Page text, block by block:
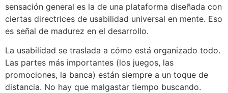
sensación general es la de una plataforma diseñada con
ciertas directrices de usabilidad universal en mente. Eso
es señal de madurez en el desarrollo.
La usabilidad se traslada a cómo está organizado todo.
Las partes más importantes (los juegos, las
promociones, la banca) están siempre a un toque de
distancia. No hay que malgastar tiempo buscando.